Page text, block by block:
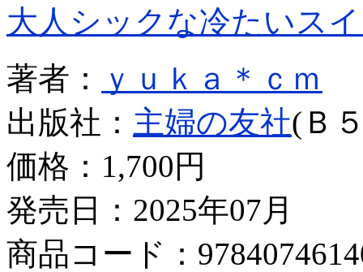
大人シックな冷たいス
著者：
ｙｕｋａ＊ｃｍ
出版社： 主婦の友社(Ｂ
価格： 1,700円
発売日：2025年07月
商品コード：